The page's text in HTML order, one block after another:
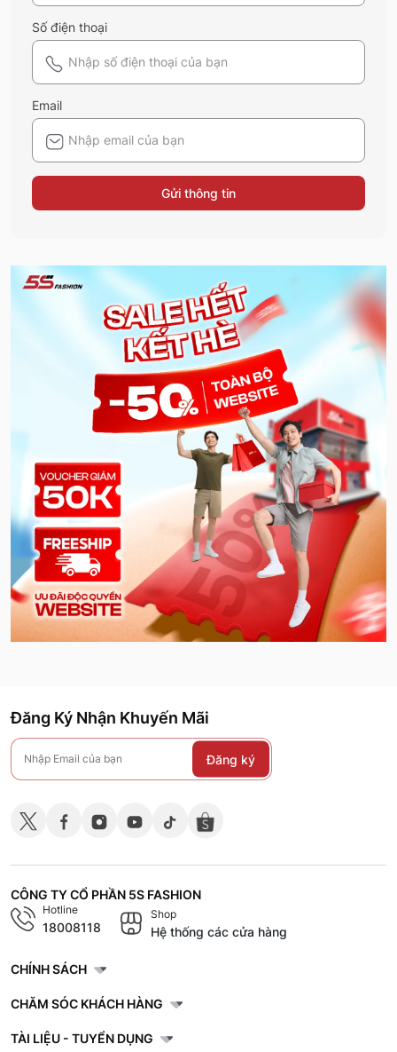
Số điện thoại
Email
Gửi thông tin
Đăng Ký Nhận Khuyến Mãi
Đăng ký
CÔNG TY CỔ PHẦN 5S FASHION
Hotline
18008118
Shop
Hệ thống các cửa hàng
CHÍNH SÁCH
CHĂM SÓC KHÁCH HÀNG
TÀI LIỆU - TUYỂN DỤNG